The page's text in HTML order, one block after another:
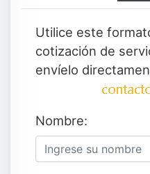
Utilice este
cotización de
envíelo
Nombre: